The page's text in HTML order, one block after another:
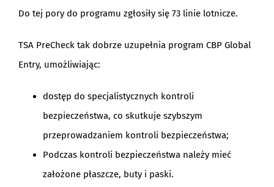
Do tej pory do programu zgłosiły się 73 linie lotnicze.
TSA PreCheck tak dobrze uzupełnia program CBP Global
Entry, umożliwiając:
dostęp do specjalistycznych kontroli
bezpieczeństwa, co skutkuje szybszym
przeprowadzaniem kontroli bezpieczeństwa;
Podczas kontroli bezpieczeństwa należy mieć
założone płaszcze, buty i paski.